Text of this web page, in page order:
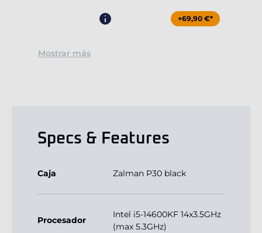
+69,90 €*
Mostrar más
Specs & Features
Caja Zalman P30 black
Procesador
Intel i5-14600KF 14x3.5GHz
(max 5.3GHz)